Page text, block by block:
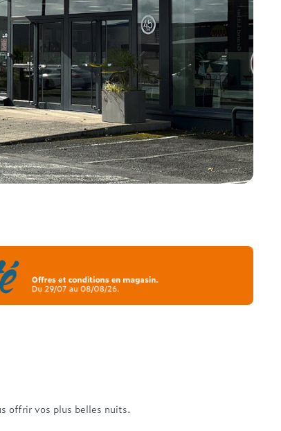
offrir vos plus belles nuits.